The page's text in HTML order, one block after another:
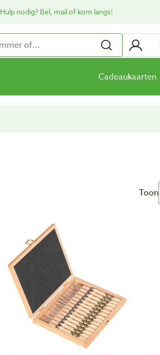
Hulp nodig? Bel, mail of kom langs!
Cadeaukaarten
Toon